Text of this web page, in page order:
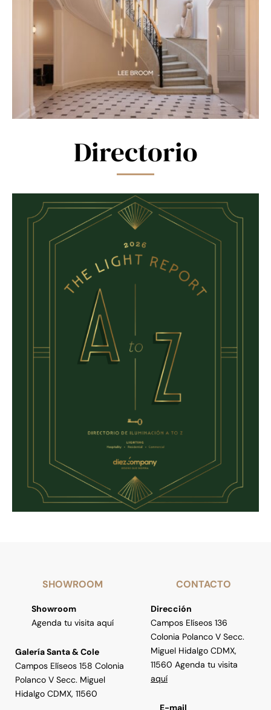
Directorio
SHOWROOM
Showroom
Agenda tu visita aquí
Galería Santa & Cole
Campos Elíseos 158 Colonia
Polanco V Secc. Miguel
Hidalgo CDMX, 11560
CONTACTO
Dirección
Campos Elíseos 136
Colonia Polanco V Secc.
Miguel Hidalgo CDMX,
11560 Agenda tu visita
aquí
E-mail